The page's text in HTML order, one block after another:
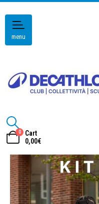
menu
0
Cart
0,00€